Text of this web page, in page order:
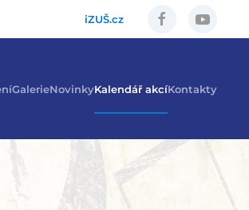
iZUŠ.cz
GalerieNovinkyKalendář akcíKontakty